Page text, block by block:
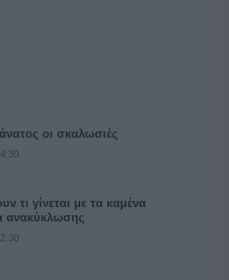
οι σκαλωσιές
τι γίνεται με τα καμένα
ανακύκλωσης